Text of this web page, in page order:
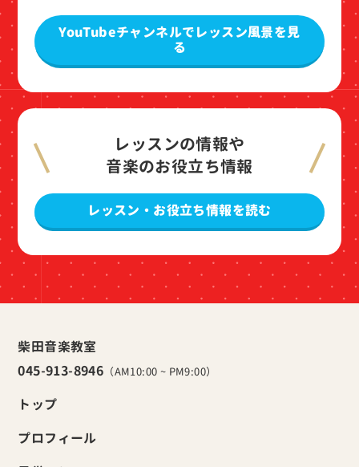
YouTubeチャンネルでレッスン風景を見
る
レッスンの情報や
音楽のお役立ち情報
レッスン・お役立ち情報を読む
柴田音楽教室
045-913-8946 （AM10:00 ~ PM9:00）
トップ
プロフィール